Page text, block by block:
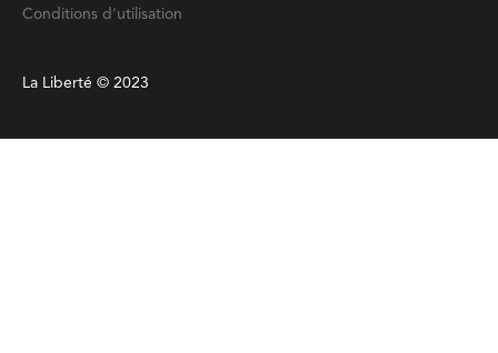
Conditions d'utilisation
La Liberté © 2023